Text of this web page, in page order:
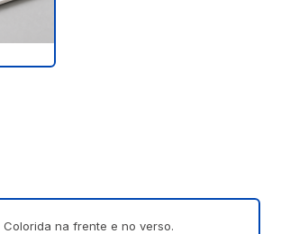
na frente e no verso.